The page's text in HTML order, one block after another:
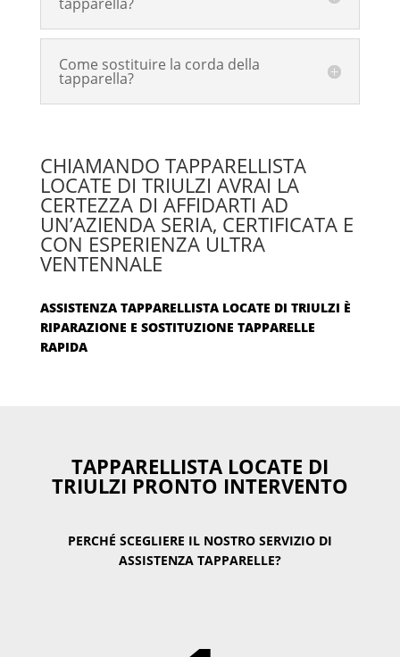
Come sostituire la corda della
tapparella?
CHIAMANDO TAPPARELLISTA
LOCATE DI TRIULZI AVRAI LA
CERTEZZA DI AFFIDARTI AD
UN’AZIENDA SERIA, CERTIFICATA E
CON ESPERIENZA ULTRA
VENTENNALE
ASSISTENZA TAPPARELLISTA LOCATE DI TRIULZI È
RIPARAZIONE E SOSTITUZIONE TAPPARELLE
RAPIDA
TAPPARELLISTA LOCATE DI
TRIULZI PRONTO INTERVENTO
PERCHÉ SCEGLIERE IL NOSTRO SERVIZIO DI
ASSISTENZA TAPPARELLE?